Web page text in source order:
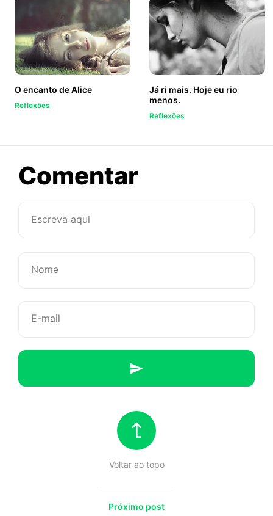
O encanto de Alice
Reflexões
Já ri mais. Hoje eu rio
menos.
Reflexões
Comentarsobre
Voltar ao topo
Próximo post